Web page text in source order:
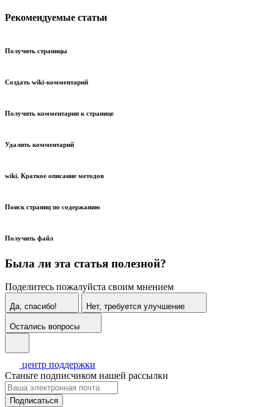
Рекомендуемые статьи
Получить страницы
Создать wiki-комментарий
Получить комментарии к странице
Удалить комментарий
wiki. Краткое описание методов
Поиск страниц по содержанию
Получить файл
Была ли эта статья полезной?
Поделитесь пожалуйста своим мнением
Да, спасибо! Нет, требуется улучшение
Остались вопросы
центр поддержки
Станьте подписчиком нашей рассылки
Подписаться